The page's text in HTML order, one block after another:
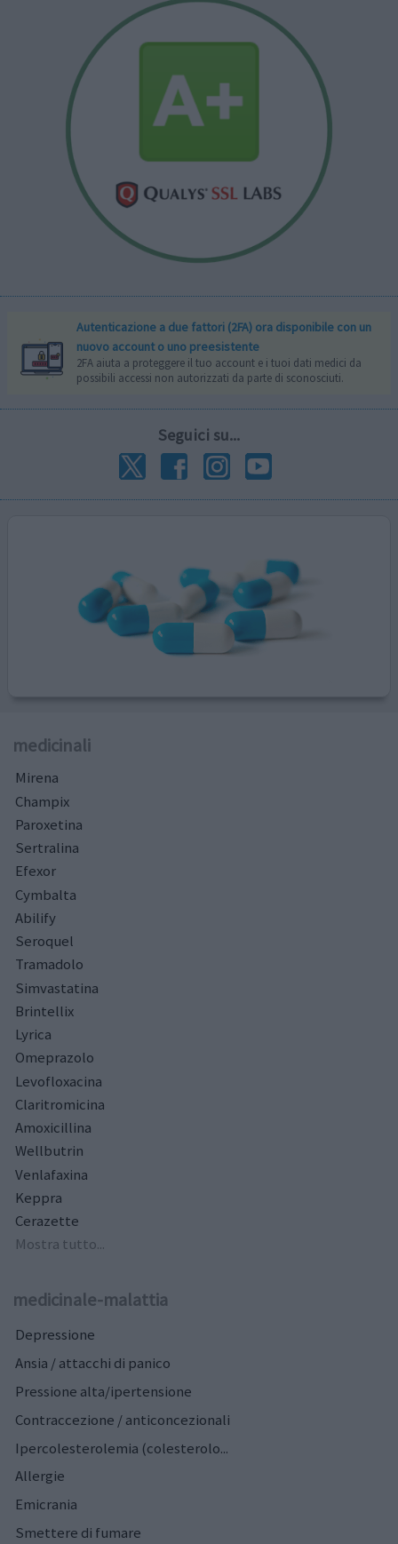
Autenticazione a due fattori (2FA) ora disponibile con un
nuovo account o uno preesistente
2FA aiuta a proteggere il tuo account e i tuoi dati medici da
possibili accessi non autorizzati da parte di sconosciuti.
Seguici su...
medicinali
Mirena
Champix
Paroxetina
Sertralina
Efexor
Cymbalta
Abilify
Seroquel
Tramadolo
Simvastatina
Brintellix
Lyrica
Omeprazolo
Levofloxacina
Claritromicina
Amoxicillina
Wellbutrin
Venlafaxina
Keppra
Cerazette
Mostra tutto...
medicinale-malattia
Depressione
Ansia / attacchi di panico
Pressione alta/ipertensione
Contraccezione / anticoncezionali
Ipercolesterolemia (colesterolo...
Allergie
Emicrania
Smettere di fumare